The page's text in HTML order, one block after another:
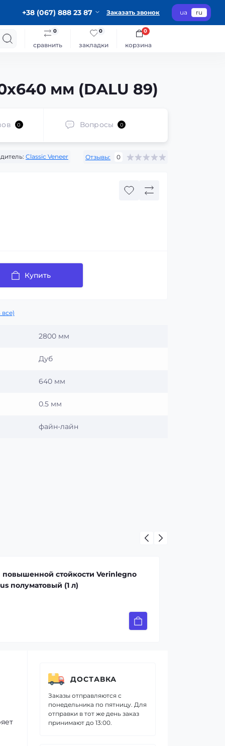
+38 (067) 888 23 87 Заказать звонок ua ru
сравнить
0
закладки
0
корзина
0
мм (DALU 89)
0 Вопросы 0
Classic Veneer Отзывы: 0
Купить
2800 мм
Дуб
640 мм
0.5 мм
файн-лайн
стойкости Verinlegno
полуматовый (1 л)
ДОСТАВКА
Заказы отправляются с
понедельника по пятницу. Для
отправки в тот же день заказ
принимают до 13:00.